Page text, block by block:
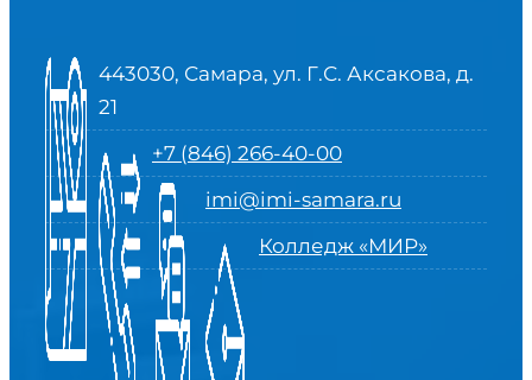
443030, Самара, ул. Г.С. Аксакова, д.
21
+7 (846) 266-40-00
imi@imi-samara.ru
Колледж «МИР»